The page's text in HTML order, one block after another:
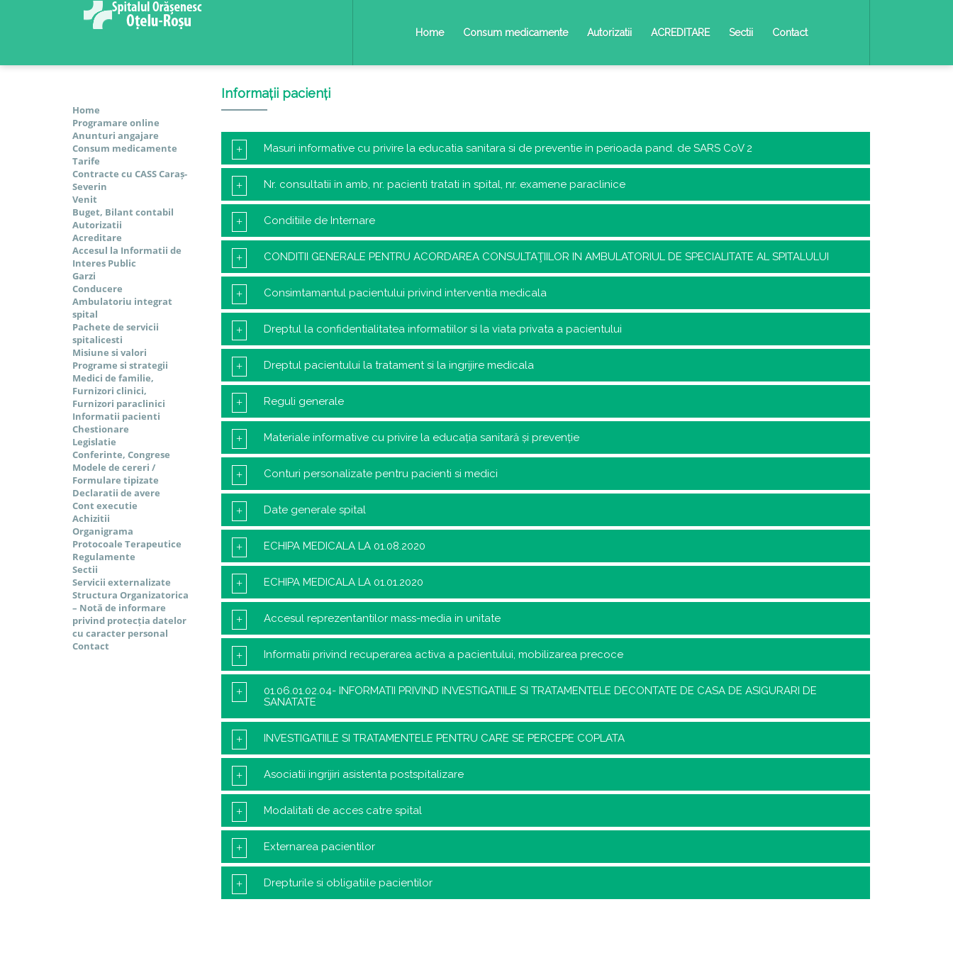
Home Consum medicamente Autorizatii ACREDITARE Sectii Contact
Home
Programare online
Anunturi angajare
Consum medicamente
Tarife
Contracte cu CASS Caraș-
Severin
Venit
Buget, Bilant contabil
Autorizatii
Acreditare
Accesul la Informatii de
Interes Public
Garzi
Conducere
Ambulatoriu integrat
spital
Pachete de servicii
spitalicesti
Misiune si valori
Programe si strategii
Medici de familie,
Furnizori clinici,
Furnizori paraclinici
Informatii pacienti
Chestionare
Legislatie
Conferinte, Congrese
Modele de cereri /
Formulare tipizate
Declaratii de avere
Cont executie
Achizitii
Organigrama
Protocoale Terapeutice
Regulamente
Sectii
Servicii externalizate
Structura Organizatorica
– Notă de informare
privind protecția datelor
cu caracter personal
Contact
Informații pacienți
Masuri informative cu privire la educatia sanitara si de preventie in perioada pand. de SARS CoV 2
Nr. consultatii in amb, nr. pacienti tratati in spital, nr. examene paraclinice
Conditiile de Internare
CONDITII GENERALE PENTRU ACORDAREA CONSULTAŢIILOR IN AMBULATORIUL DE SPECIALITATE AL SPITALULUI
Consimtamantul pacientului privind interventia medicala
Dreptul la confidentialitatea informatiilor si la viata privata a pacientului
Dreptul pacientului la tratament si la ingrijire medicala
Reguli generale
Materiale informative cu privire la educația sanitară și prevenție
Conturi personalizate pentru pacienti si medici
Date generale spital
ECHIPA MEDICALA LA 01.08.2020
ECHIPA MEDICALA LA 01.01.2020
Accesul reprezentantilor mass-media in unitate
Informatii privind recuperarea activa a pacientului, mobilizarea precoce
01.06.01.02.04- INFORMATII PRIVIND INVESTIGATIILE SI TRATAMENTELE DECONTATE DE CASA DE ASIGURARI DE
SANATATE
INVESTIGATIILE SI TRATAMENTELE PENTRU CARE SE PERCEPE COPLATA
Asociatii ingrijiri asistenta postspitalizare
Modalitati de acces catre spital
Externarea pacientilor
Drepturile si obligatiile pacientilor